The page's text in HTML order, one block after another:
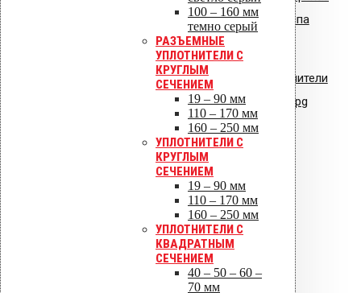
100 – 160 мм
темно серый
РАЗЪЕМНЫЕ
УПЛОТНИТЕЛИ С
КРУГЛЫМ
СЕЧЕНИЕМ
19 – 90 мм
110 – 170 мм
160 – 250 мм
УПЛОТНИТЕЛИ С
КРУГЛЫМ
СЕЧЕНИЕМ
19 – 90 мм
110 – 170 мм
160 – 250 мм
УПЛОТНИТЕЛИ С
КВАДРАТНЫМ
СЕЧЕНИЕМ
40 – 50 – 60 –
70 мм
соответствия: вентиляторы типа
VILPE.pdf
Сертификат соответствия: уплотнители
кровельные из EPDM резины.jpg